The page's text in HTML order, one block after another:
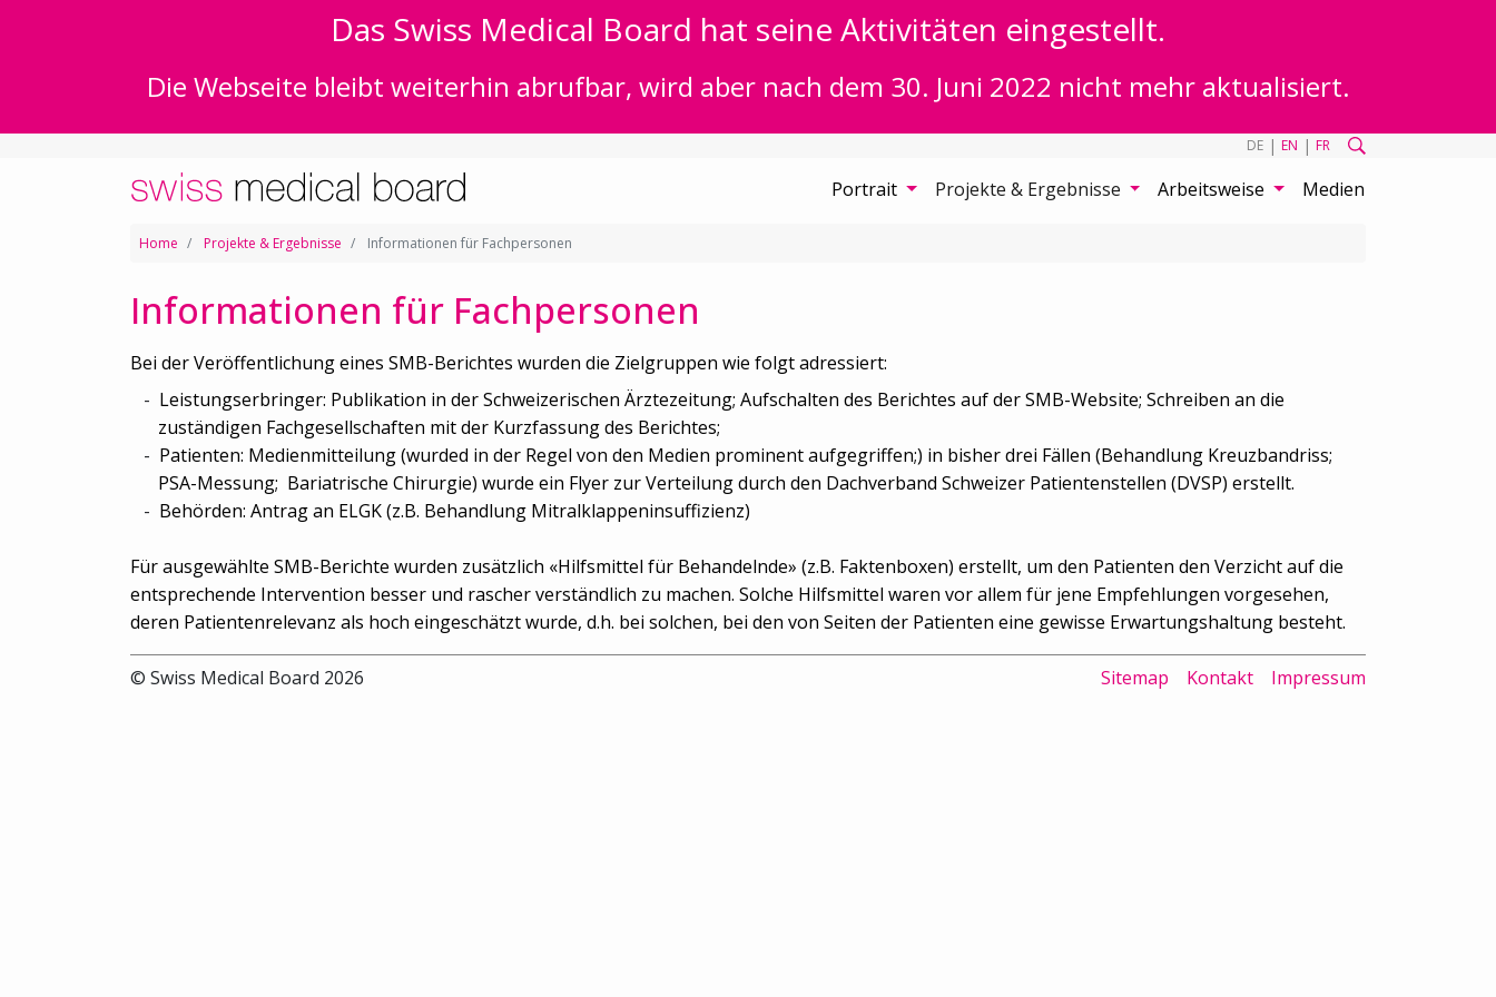
Das Swiss Medical Board hat seine Aktivitäten eingestellt.
Die Webseite bleibt weiterhin abrufbar, wird aber nach dem 30. Juni 2022 nicht mehr aktualisiert.
DE | EN | FR
Portrait Projekte & Ergebnisse Arbeitsweise Medien
Home Projekte & Ergebnisse Informationen für Fachpersonen
Informationen für Fachpersonen
Bei der Veröffentlichung eines SMB-Berichtes wurden die Zielgruppen wie folgt adressiert:
Leistungserbringer: Publikation in der Schweizerischen Ärztezeitung; Aufschalten des Berichtes auf der SMB-Website; Schreiben an die
zuständigen Fachgesellschaften mit der Kurzfassung des Berichtes;
Patienten: Medienmitteilung (wurded in der Regel von den Medien prominent aufgegriffen;) in bisher drei Fällen (Behandlung Kreuzbandriss;
PSA-Messung; Bariatrische Chirurgie) wurde ein Flyer zur Verteilung durch den Dachverband Schweizer Patientenstellen (DVSP) erstellt.
Behörden: Antrag an ELGK (z.B. Behandlung Mitralklappeninsuffizienz)
Für ausgewählte SMB-Berichte wurden zusätzlich «Hilfsmittel für Behandelnde» (z.B. Faktenboxen) erstellt, um den Patienten den Verzicht auf die
entsprechende Intervention besser und rascher verständlich zu machen. Solche Hilfsmittel waren vor allem für jene Empfehlungen vorgesehen,
deren Patientenrelevanz als hoch eingeschätzt wurde, d.h. bei solchen, bei den von Seiten der Patienten eine gewisse Erwartungshaltung besteht.
© Swiss Medical Board 2026 Sitemap Kontakt Impressum